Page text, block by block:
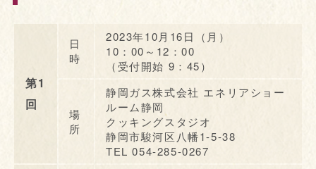
第1
回
日
時
2023年10月16日（月）
10：00～12：00
（受付開始 9：45）
場
所
静岡ガス株式会社 エネリアショー
ルーム静岡
クッキングスタジオ
静岡市駿河区八幡1-5-38
TEL 054-285-0267